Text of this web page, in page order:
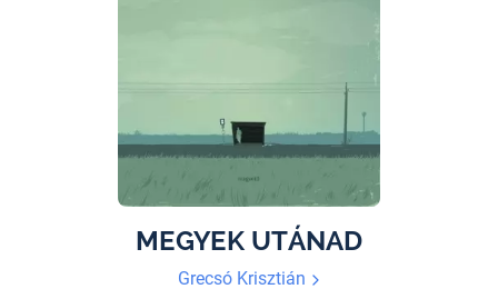
MEGYEK UTÁNAD
Grecsó Krisztián